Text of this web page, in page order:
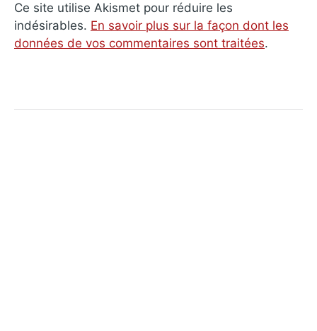
Ce site utilise Akismet pour réduire les
indésirables. En savoir plus sur la façon dont les
données de vos commentaires sont traitées.